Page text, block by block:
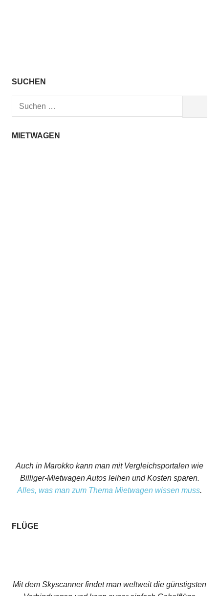
SUCHEN
Suchen
MIETWAGEN
Auch in Marokko kann man mit Vergleichsportalen wie
Billiger-Mietwagen Autos leihen und Kosten sparen.
Alles, was man zum Thema Mietwagen wissen muss.
FLÜGE
Mit dem Skyscanner findet man weltweit die günstigsten